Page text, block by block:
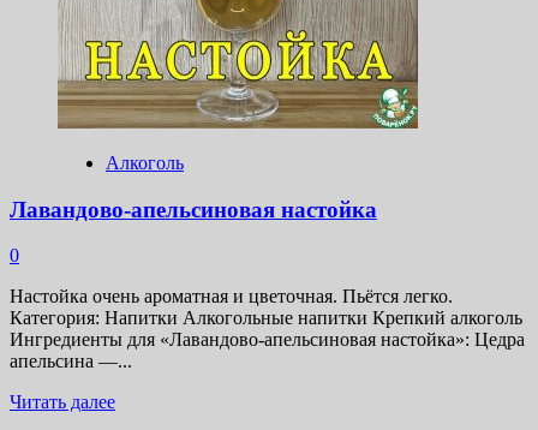
Алкоголь
Лавандово-апельсиновая настойка
0
Настойка очень ароматная и цветочная. Пьётся легко.
Категория: Напитки Алкогольные напитки Крепкий алкоголь
Ингредиенты для «Лавандово-апельсиновая настойка»: Цедра
апельсина —...
Читать далееПрочитать